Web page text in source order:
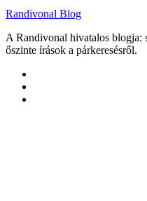
Randivonal Blog
A Randivonal hivatalos blogja:
őszinte írások a párkeresésről.